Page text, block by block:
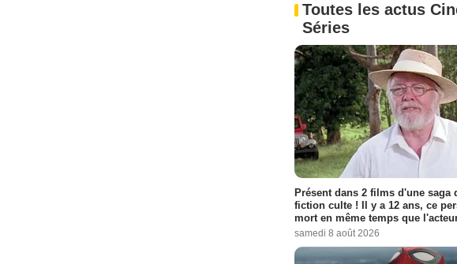
Toutes les actus
Séries
Présent dans 2 films d'une saga
fiction culte ! Il y a 12 ans, ce
mort en même temps que
samedi 8 août 2026